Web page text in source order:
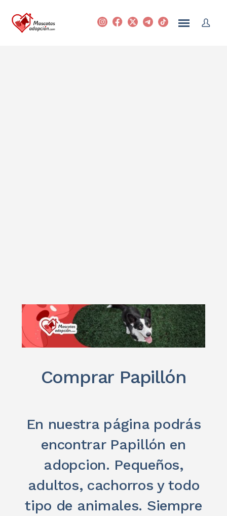
Comprar Papillón
En nuestra página podrás
encontrar Papillón en
adopcion. Pequeños,
adultos, cachorros y todo
tipo de animales. Siempre